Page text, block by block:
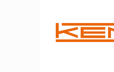
content